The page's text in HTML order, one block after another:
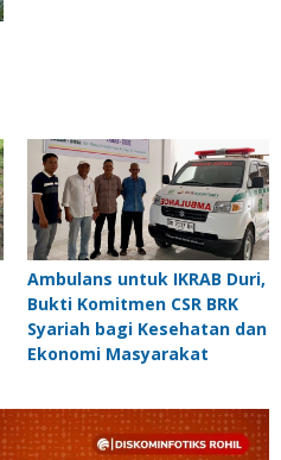
Ambulans untuk IKRAB Duri,
Bukti Komitmen CSR BRK
Syariah bagi Kesehatan dan
Ekonomi Masyarakat